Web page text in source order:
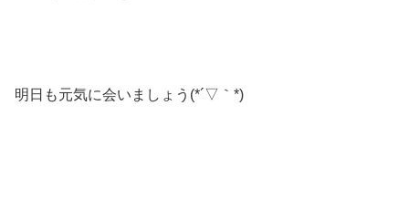
明日も元気に会いましょう(*´▽｀*)